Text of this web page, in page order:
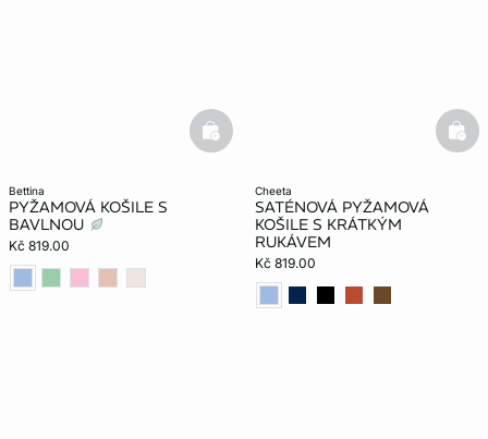
bettina
PYŽAMOVÁ KOŠILE S
BAVLNOU
Kč 819.00
basketfull
cheeta
SATÉNOVÁ PYŽAMOVÁ
KOŠILE S KRÁTKÝM
RUKÁVEM
Kč 819.00